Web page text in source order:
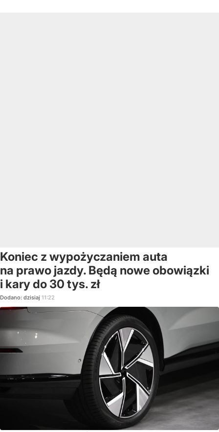
Koniec z wypożyczaniem auta
na prawo jazdy. Będą nowe obowiązki
i kary do 30 tys. zł
Dodano: dzisiaj 11:22